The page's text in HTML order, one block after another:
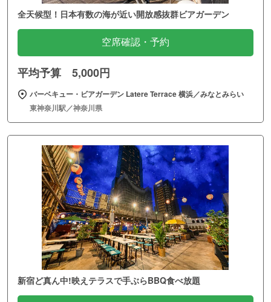
全天候型！日本有数の海が近い開放感抜群ビアガーデン
空席確認・予約
平均予算 5,000円
バーベキュー・ビアガーデン Latere Terrace 横浜／みなとみらい
東神奈川駅／神奈川県
新宿ど真ん中!映えテラスで手ぶらBBQ食べ放題